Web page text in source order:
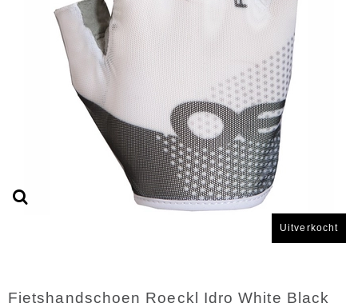
Uitverkocht
Fietshandschoen Roeckl Idro White Black